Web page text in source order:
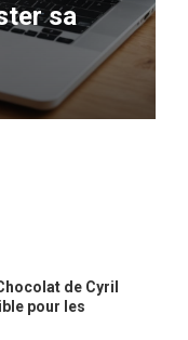
sa
de Cyril
pour les